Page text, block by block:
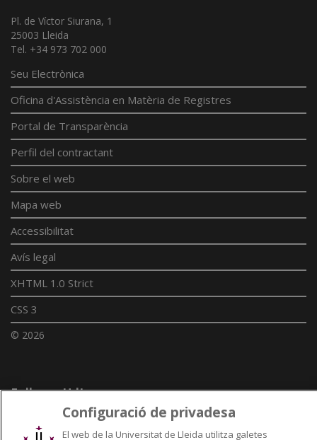
Pl. de Víctor Siurana, 1
25003 Lleida
Tel. +34 973 702 000
Seu Electrònica
Oficina d'Assistència en Matèria de Registres
Portal de Transparència
Perfil del contractant
Sobre el web
Mapa web
Accessibilitat
Avís legal
XHTML 1.0 Strict
CSS 3
© 2026
Enllaços UdL
Xarxes universitàries
Configuració de privadesa
El web de la Universitat de Lleida utilitza galetes